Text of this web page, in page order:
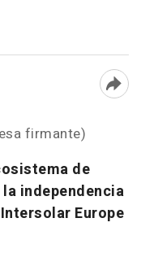
firmante)
de
independencia
Europe